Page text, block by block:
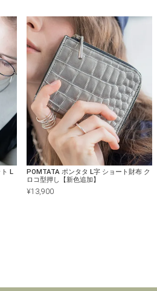
L
POMTATA ポンタタ L字 ショート財布 ク
ロコ型押し【新色追加】
¥13,900